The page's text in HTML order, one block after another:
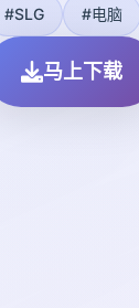
#SLG #电脑
马上下载